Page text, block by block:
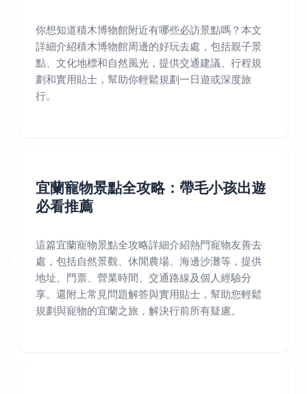
你想知道積木博物館附近有哪些必訪景點嗎？本文
詳細介紹積木博物館周邊的好玩去處，包括親子景
點、文化地標和自然風光，提供交通建議、行程規
劃和實用貼士，幫助你輕鬆規劃一日遊或深度旅
行。
宜蘭寵物景點全攻略：帶毛小孩出遊
必看推薦
這篇宜蘭寵物景點全攻略詳細介紹熱門寵物友善去
處，包括自然景觀、休閒農場、海邊沙灘等，提供
地址、門票、營業時間、交通路線及個人經驗分
享。還附上常見問題解答與實用貼士，幫助您輕鬆
規劃與寵物的宜蘭之旅，解決行前所有疑慮。